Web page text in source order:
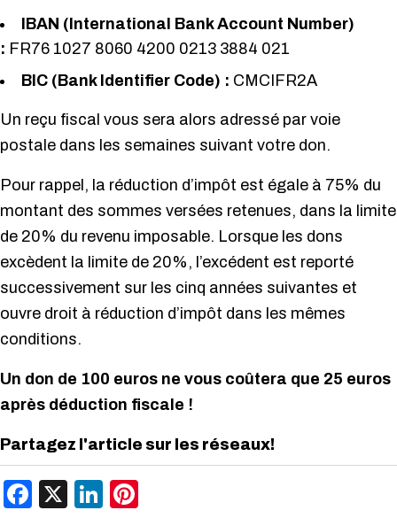
IBAN (International Bank Account Number)
: FR76 1027 8060 4200 0213 3884 021
BIC (Bank Identifier Code) : CMCIFR2A
Un reçu fiscal vous sera alors adressé par voie
postale dans les semaines suivant votre don.
Pour rappel, la réduction d’impôt est égale à 75% du
montant des sommes versées retenues, dans la limite
de 20% du revenu imposable. Lorsque les dons
excèdent la limite de 20%, l’excédent est reporté
successivement sur les cinq années suivantes et
ouvre droit à réduction d’impôt dans les mêmes
conditions.
Un don de 100 euros ne vous coûtera que 25 euros
après déduction fiscale !
Partagez l'article sur les réseaux!
Facebook
X LinkedIn